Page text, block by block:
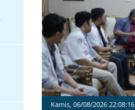
Kamis, 06/08/2026 22:08:16